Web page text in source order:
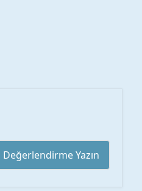
Değerlendirme Yazın